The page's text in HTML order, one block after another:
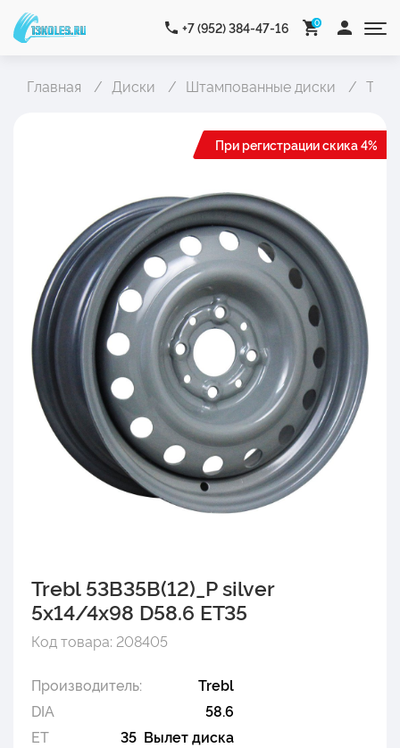
+7 (952) 384-47-16 0
Главная Диски Штампованные диски
Trebl 53B35B(12)_P silver
5x14/4x98 D58.6 ET35
Код товара: 208405
Производитель:
Trebl
DIA
58.6
ET
35 Вылет диска
При регистрации скика 4%